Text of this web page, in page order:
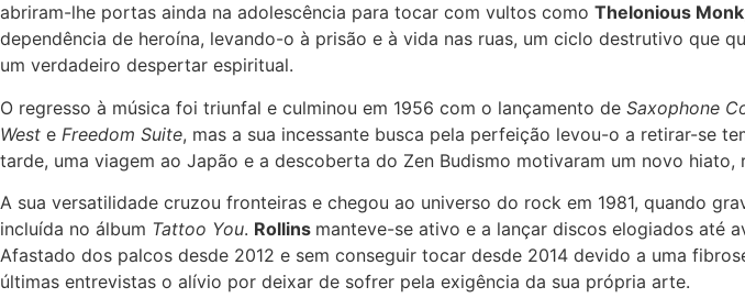
abriram-lhe portas ainda na adolescência para tocar com vultos como Thelonious Monk
dependência de heroína, levando-o à prisão e à vida nas ruas, um ciclo destrutivo que
um verdadeiro despertar espiritual.
O regresso à música foi triunfal e culminou em 1956 com o lançamento de Saxophone
West e Freedom Suite, mas a sua incessante busca pela perfeição levou-o a retirar-se
tarde, uma viagem ao Japão e a descoberta do Zen Budismo motivaram um novo
A sua versatilidade cruzou fronteiras e chegou ao universo do rock em 1981, quando
incluída no álbum Tattoo You. Rollins manteve-se ativo e a lançar discos elogiados até
Afastado dos palcos desde 2012 e sem conseguir tocar desde 2014 devido a uma
últimas entrevistas o alívio por deixar de sofrer pela exigência da sua própria arte.